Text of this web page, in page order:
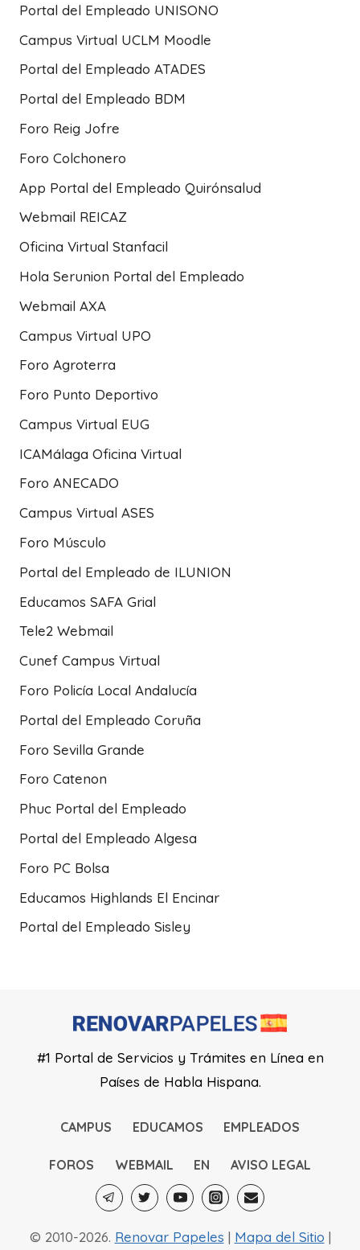
Portal del Empleado UNISONO
Campus Virtual UCLM Moodle
Portal del Empleado ATADES
Portal del Empleado BDM
Foro Reig Jofre
Foro Colchonero
App Portal del Empleado Quirónsalud
Webmail REICAZ
Oficina Virtual Stanfacil
Hola Serunion Portal del Empleado
Webmail AXA
Campus Virtual UPO
Foro Agroterra
Foro Punto Deportivo
Campus Virtual EUG
ICAMálaga Oficina Virtual
Foro ANECADO
Campus Virtual ASES
Foro Músculo
Portal del Empleado de ILUNION
Educamos SAFA Grial
Tele2 Webmail
Cunef Campus Virtual
Foro Policía Local Andalucía
Portal del Empleado Coruña
Foro Sevilla Grande
Foro Catenon
Phuc Portal del Empleado
Portal del Empleado Algesa
Foro PC Bolsa
Educamos Highlands El Encinar
Portal del Empleado Sisley
#1 Portal de Servicios y Trámites en Línea en
Países de Habla Hispana.
CAMPUS EDUCAMOS EMPLEADOS
FOROS WEBMAIL EN AVISO LEGAL
© 2010-2026. Renovar Papeles | Mapa del Sitio |